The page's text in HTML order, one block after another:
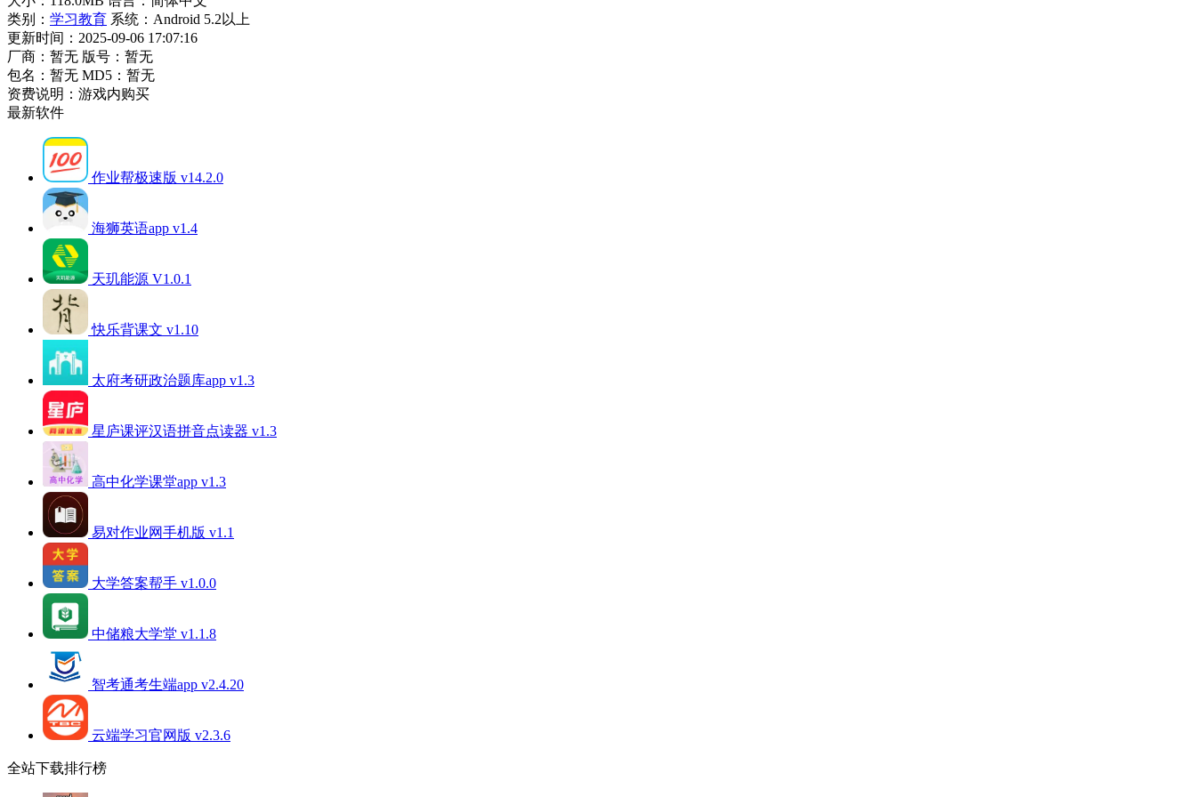
类别： 学习教育 系统：Android 5.2以上
更新时间：2025-09-06 17:07:16
厂商：暂无 版号：暂无
包名：暂无 MD5：暂无
资费说明：游戏内购买
最新软件
作业帮极速版 v14.2.0
海狮英语app v1.4
天玑能源 V1.0.1
快乐背课文 v1.10
太府考研政治题库app v1.3
星庐课评汉语拼音点读器 v1.3
高中化学课堂app v1.3
易对作业网手机版 v1.1
大学答案帮手 v1.0.0
中储粮大学堂 v1.1.8
智考通考生端app v2.4.20
云端学习官网版 v2.3.6
全站下载排行榜